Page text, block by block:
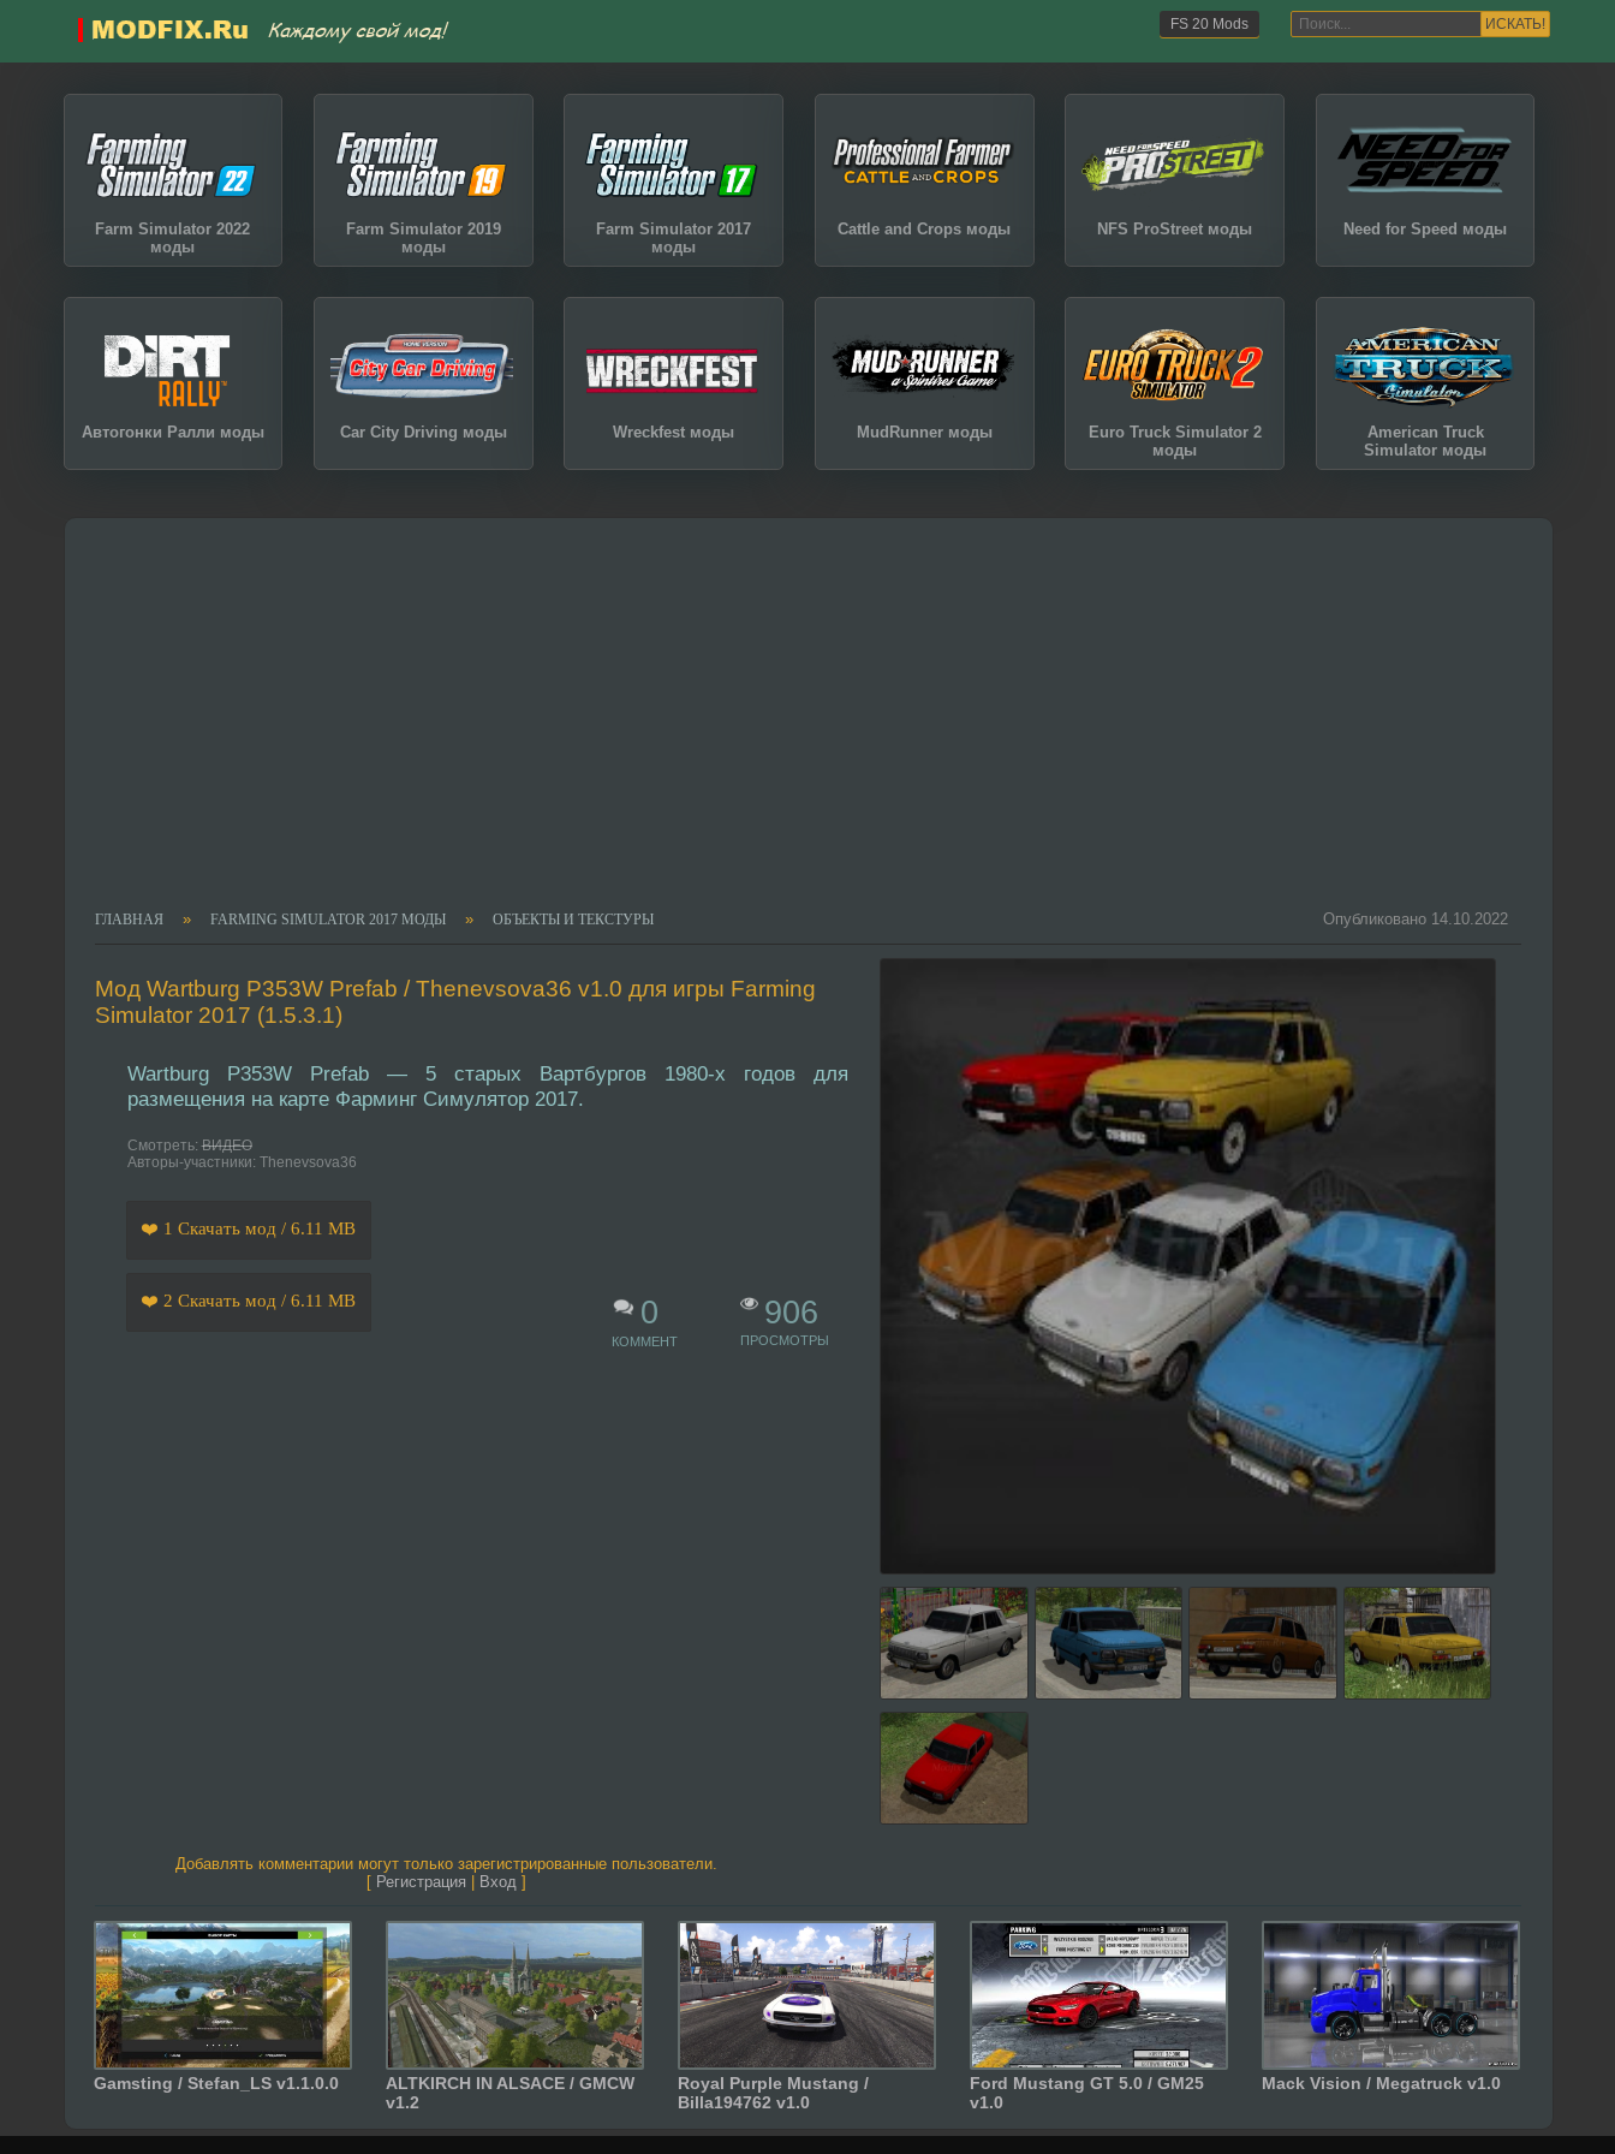
ИСКАТЬ!
FS 20 Mods
Farm Simulator 2022
моды
Farm Simulator 2019
моды
Farm Simulator 2017
моды
Cattle and Crops моды NFS ProStreet моды Need for Speed моды
Автогонки Ралли моды Car City Driving моды Wreckfest моды MudRunner моды
Euro Truck Simulator 2
моды
American Truck
Simulator моды
ГЛАВНАЯ » FARMING SIMULATOR 2017 МОДЫ » ОБЪЕКТЫ И ТЕКСТУРЫ Опубликовано 14.10.2022
Мод Wartburg P353W Prefab / Thenevsova36 v1.0 для игры Farming
Simulator 2017 (1.5.3.1)
Wartburg P353W Prefab — 5 старых Вартбургов 1980-х годов для
размещения на карте Фарминг Симулятор 2017.
Смотреть: ВИДЕО
Авторы-участники: Thenevsova36
❤️ 1 Скачать мод / 6.11 MB
❤️ 2 Скачать мод / 6.11 MB 0
КОММЕНТ
906
ПРОСМОТРЫ
Добавлять комментарии могут только зарегистрированные пользователи.
[ Регистрация Вход ]
Gamsting / Stefan_LS v1.1.0.0
ALTKIRCH IN ALSACE / GMCW
v1.2
Royal Purple Mustang /
Billa194762 v1.0
Ford Mustang GT 5.0 / GM25
v1.0
Mack Vision / Megatruck v1.0